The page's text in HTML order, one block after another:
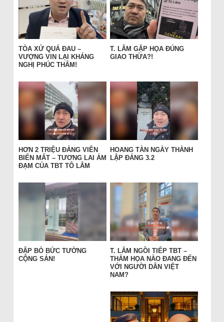
TÒA XỬ QUÁ ĐAU –
VƯỢNG VIN LẠI KHÁNG
NGHỊ PHÚC THẨM!
T. LÂM GẶP HỌA ĐÚNG
GIAO THỪA?!
HƠN 2 TRIỆU ĐẢNG VIÊN
BIẾN MẤT – TƯƠNG LAI ẢM
ĐẠM CỦA TBT TÔ LÂM
HOANG TÀN NGÀY THÀNH
LẬP ĐẢNG 3.2
ĐẬP BỎ BỨC TƯỜNG
CỘNG SẢN!
T. LÂM NGỒI TIẾP TBT –
THẢM HỌA NÀO ĐANG ĐẾN
VỚI NGƯỜI DÂN VIỆT
NAM?